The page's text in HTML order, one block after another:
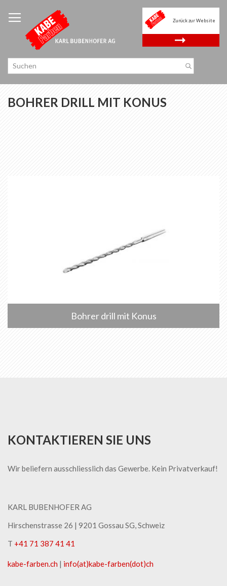
Inhalt
springen
Zurück zur Website
.
BOHRER DRILL MIT KONUS
Bohrer drill mit Konus
KONTAKTIEREN SIE UNS
Wir beliefern ausschliesslich das Gewerbe. Kein Privatverkauf!
KARL BUBENHOFER AG
Hirschenstrasse 26 | ​9201 Gossau SG, Schweiz
T +41 71 387 41 41
kabe-​farben.ch | info(at)kabe-​farben(dot)ch